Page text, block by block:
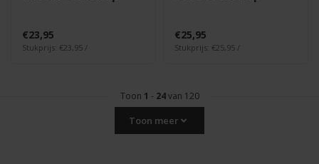
€23,95
Stukprijs: €23,95 /
€25,95
Stukprijs: €25,95 /
Toon 1 - 24van 120
Toon meer